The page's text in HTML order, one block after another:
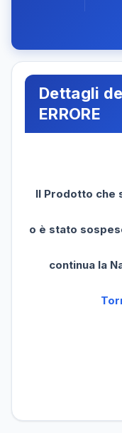
Dettagli
ERRORE
Il Prodotto che
o è stato
continua la